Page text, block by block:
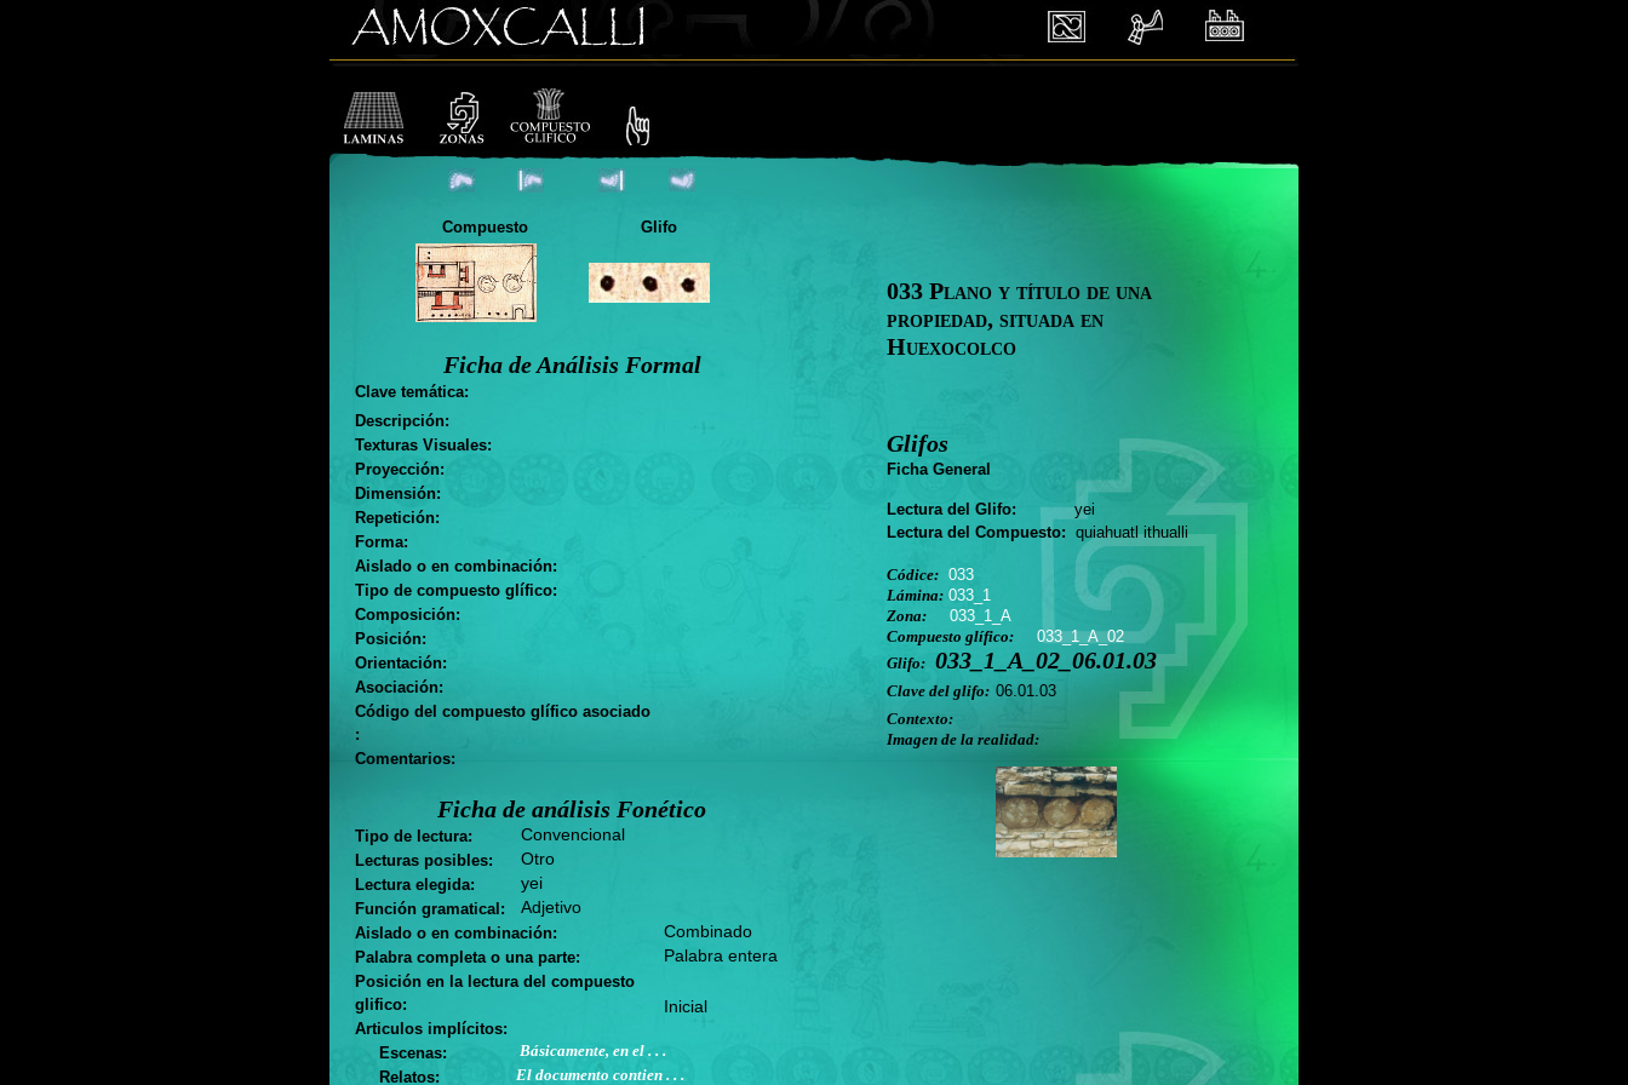
Compuesto Glifo
Ficha de Análisis Formal
Clave temática:
Descripción:
Texturas Visuales:
Proyección:
Dimensión:
Repetición:
Forma:
Aislado o en combinación:
Tipo de compuesto glífico:
Composición:
Posición:
Orientación:
Asociación:
Código del compuesto glífico asociado
:
Comentarios:
Ficha de análisis Fonético
Tipo de lectura: Convencional
Lecturas posibles: Otro
Lectura elegida: yei
Función gramatical: Adjetivo
Aislado o en combinación: Combinado
Palabra completa o una parte: Palabra entera
Posición en la lectura del compuesto
glifico:
Inicial
Articulos implícitos:
Escenas:
Básicamente, en el . . .
Relatos:
El documento contien . . .
033 Plano y título de una
propiedad, situada en
Huexocolco
Glifos
Ficha General
Lectura del Glifo: yei
Lectura del Compuesto: quiahuatl ithualli
Códice: 033
Lámina: 033_1
Zona:
033_1_A
Compuesto glífico:
033_1_A_02
Glifo: 033_1_A_02_06.01.03
Clave del glifo: 06.01.03
Contexto:
Imagen de la realidad: